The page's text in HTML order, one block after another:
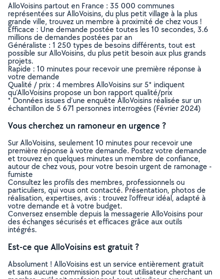
AlloVoisins partout en France : 35 000 communes
représentées sur AlloVoisins, du plus petit village à la plus
grande ville, trouvez un membre à proximité de chez vous !
Efficace : Une demande postée toutes les 10 secondes, 3.6
millions de demandes postées par an
Généraliste : 1 250 types de besoins différents, tout est
possible sur AlloVoisins, du plus petit besoin aux plus grands
projets.
Rapide : 10 minutes pour recevoir une première réponse à
votre demande
Qualité / prix : 4 membres AlloVoisins sur 5* indiquent
qu’AlloVoisins propose un bon rapport qualité/prix
* Données issues d’une enquête AlloVoisins réalisée sur un
échantillon de 5 671 personnes interrogées (Février 2024)
Vous cherchez un ramoneur en urgence ?
Sur AlloVoisins, seulement 10 minutes pour recevoir une
première réponse à votre demande. Postez votre demande
et trouvez en quelques minutes un membre de confiance,
autour de chez vous, pour votre besoin urgent de ramonage -
fumiste
Consultez les profils des membres, professionnels ou
particuliers, qui vous ont contacté. Présentation, photos de
réalisation, expertises, avis : trouvez l'offreur idéal, adapté à
votre demande et à votre budget.
Conversez ensemble depuis la messagerie AlloVoisins pour
des échanges sécurisés et efficaces grâce aux outils
intégrés.
Est-ce que AlloVoisins est gratuit ?
Absolument ! AlloVoisins est un service entièrement gratuit
et sans aucune commission pour tout utilisateur cherchant un